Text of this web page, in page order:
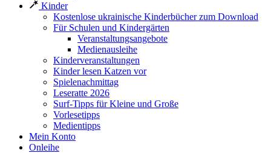
Kinder
Kostenlose ukrainische Kinderbücher zum Download
Für Schulen und Kindergärten
Veranstaltungsangebote
Medienausleihe
Kinderveranstaltungen
Kinder lesen Katzen vor
Spielenachmittag
Leseratte 2026
Surf-Tipps für Kleine und Große
Vorlesetipps
Medientipps
Mein Konto
Onleihe